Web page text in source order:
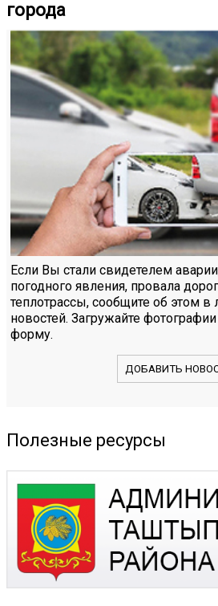
города
Если Вы стали свидетелем
погодного явления, провала
теплотрассы, сообщите об этом в
новостей. Загружайте
форму.
ДОБАВИТЬ
Полезные ресурсы